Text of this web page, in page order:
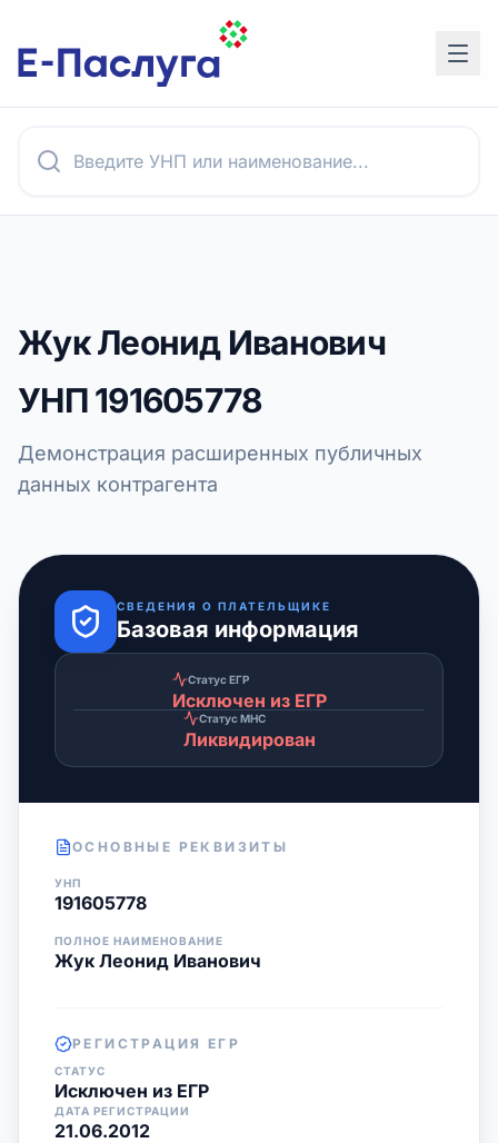
Жук Леонид Иванович
УНП191605778
Демонстрация расширенных публичных
данных контрагента
СВЕДЕНИЯ О ПЛАТЕЛЬЩИКЕ
Базовая информация
Статус ЕГР
Исключен из ЕГР
Статус МНС
Ликвидирован
ОСНОВНЫЕ РЕКВИЗИТЫ
УНП
191605778
ПОЛНОЕ НАИМЕНОВАНИЕ
Жук Леонид Иванович
РЕГИСТРАЦИЯ ЕГР
СТАТУС
Исключен из ЕГР
ДАТА РЕГИСТРАЦИИ
21.06.2012